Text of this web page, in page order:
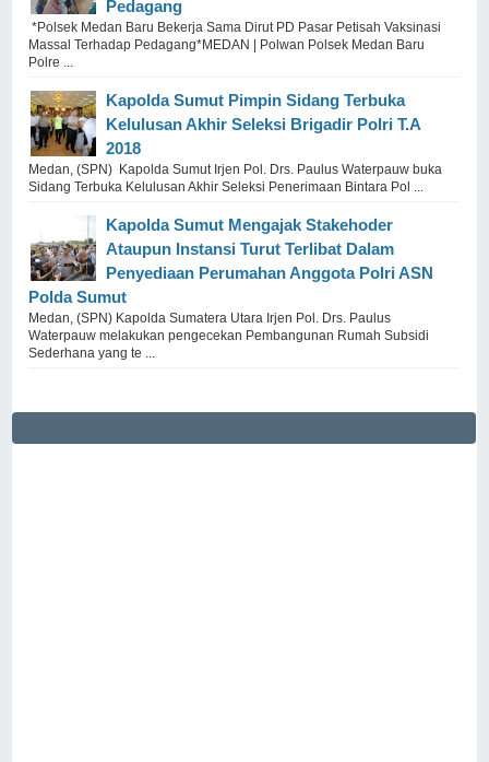
Pedagang
*Polsek Medan Baru Bekerja Sama Dirut PD Pasar Petisah Vaksinasi
Massal Terhadap Pedagang*MEDAN | Polwan Polsek Medan Baru
Polre ...
Kapolda Sumut Pimpin Sidang Terbuka
Kelulusan Akhir Seleksi Brigadir Polri T.A
2018
Medan, (SPN) Kapolda Sumut Irjen Pol. Drs. Paulus Waterpauw buka
Sidang Terbuka Kelulusan Akhir Seleksi Penerimaan Bintara Pol ...
Kapolda Sumut Mengajak Stakehoder
Ataupun Instansi Turut Terlibat Dalam
Penyediaan Perumahan Anggota Polri ASN
Polda Sumut
Medan, (SPN) Kapolda Sumatera Utara Irjen Pol. Drs. Paulus
Waterpauw melakukan pengecekan Pembangunan Rumah Subsidi
Sederhana yang te ...